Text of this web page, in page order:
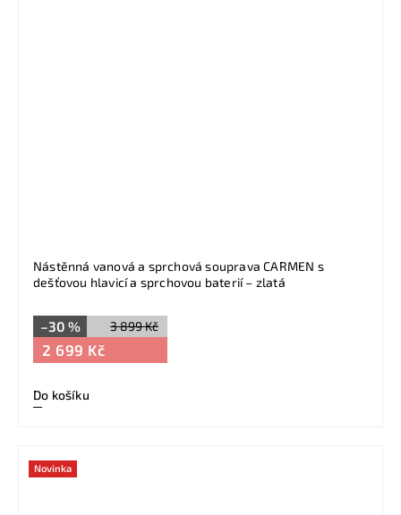
Nástěnná vanová a sprchová souprava CARMEN s
dešťovou hlavicí a sprchovou baterií – zlatá
3 899 Kč
–30 %
2 699 Kč
Do košíku
Novinka